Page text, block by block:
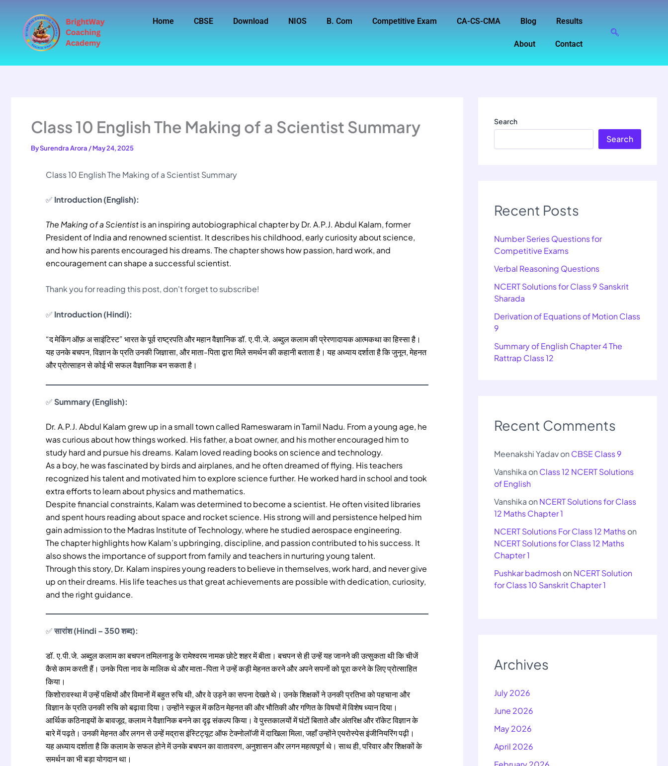
content
Home CBSE Download NIOS B. Com Competitive Exam CA-CS-CMA Blog Results
About Contact
Class 10 English The Making of a Scientist Summary
BySurendra Arora /May 24, 2025
Class 10 English The Making of a Scientist Summary
✅ Introduction (English):
The Making of a Scientistis an inspiring autobiographical chapter by Dr. A.P.J. Abdul Kalam, former
President of India and renowned scientist. It describes his childhood, early curiosity about science,
and how his parents encouraged his dreams. The chapter shows how passion, hard work, and
encouragement can shape a successful scientist.
Thank you for reading this post, don't forget to subscribe!
✅ Introduction (Hindi):
“द मेकिंग ऑफ़ अ साइंटिस्ट” भारत के पूर्व राष्ट्रपति और महान वैज्ञानिक डॉ. ए.पी.जे. अब्दुल कलाम की प्रेरणादायक आत्मकथा का हिस्सा है।
यह उनके बचपन, विज्ञान के प्रति उनकी जिज्ञासा, और माता-पिता द्वारा मिले समर्थन की कहानी बताता है। यह अध्याय दर्शाता है कि जुनून, मेहनत
और प्रोत्साहन से कोई भी सफल वैज्ञानिक बन सकता है।
✅Summary (English):
Dr. A.P.J. Abdul Kalam grew up in a small town called Rameswaram in Tamil Nadu. From a young age, he
was curious about how things worked. His father, a boat owner, and his mother encouraged him to
study hard and pursue his dreams. Kalam loved reading books on science and technology.
As a boy, he was fascinated by birds and airplanes, and he often dreamed of flying. His teachers
recognized his talent and motivated him to explore science further. He worked hard in school and took
extra efforts to learn about physics and mathematics.
Despite financial constraints, Kalam was determined to become a scientist. He often visited libraries
and spent hours reading about space and rocket science. His strong will and persistence helped him
gain admission to the Madras Institute of Technology, where he studied aerospace engineering.
The chapter highlights how Kalam’s upbringing, discipline, and passion contributed to his success. It
also shows the importance of support from family and teachers in nurturing young talent.
Through this story, Dr. Kalam inspires young readers to believe in themselves, work hard, and never give
up on their dreams. His life teaches us that great achievements are possible with dedication, curiosity,
and the right guidance.
✅सारांश (Hindi – 350 शब्द):
डॉ. ए.पी.जे. अब्दुल कलाम का बचपन तमिलनाडु के रामेश्वरम नामक छोटे शहर में बीता। बचपन से ही उन्हें यह जानने की उत्सुकता थी कि चीजें
कैसे काम करती हैं। उनके पिता नाव के मालिक थे और माता-पिता ने उन्हें कड़ी मेहनत करने और अपने सपनों को पूरा करने के लिए प्रोत्साहित
किया।
किशोरावस्था में उन्हें पक्षियों और विमानों में बहुत रुचि थी, और वे उड़ने का सपना देखते थे। उनके शिक्षकों ने उनकी प्रतिभा को पहचाना और
विज्ञान के प्रति उनकी रुचि को बढ़ावा दिया। उन्होंने स्कूल में कठिन मेहनत की और भौतिकी और गणित के विषयों में विशेष ध्यान दिया।
आर्थिक कठिनाइयों के बावजूद, कलाम ने वैज्ञानिक बनने का दृढ़ संकल्प किया। वे पुस्तकालयों में घंटों बिताते और अंतरिक्ष और रॉकेट विज्ञान के
बारे में पढ़ते। उनकी मेहनत और लगन से उन्हें मद्रास इंस्टिट्यूट ऑफ टेक्नोलॉजी में दाखिला मिला, जहाँ उन्होंने एयरोस्पेस इंजीनियरिंग पढ़ी।
यह अध्याय दर्शाता है कि कलाम के सफल होने में उनके बचपन का वातावरण, अनुशासन और लगन महत्वपूर्ण थे। साथ ही, परिवार और शिक्षकों के
समर्थन का भी बड़ा योगदान था।
Search
Search
Recent Posts
Number Series Questions for
Competitive Exams
Verbal Reasoning Questions
NCERT Solutions for Class 9 Sanskrit
Sharada
Derivation of Equations of Motion Class
9
Summary of English Chapter 4 The
Rattrap Class 12
Recent Comments
Meenakshi Yadavon CBSE Class 9
Vanshika on Class 12 NCERT Solutions
of English
Vanshika on NCERT Solutions for Class
12 Maths Chapter 1
NCERT Solutions For Class 12 Mathson
NCERT Solutions for Class 12 Maths
Chapter 1
Pushkar badmoshon NCERT Solution
for Class 10 Sanskrit Chapter 1
Archives
July 2026
June 2026
May 2026
April 2026